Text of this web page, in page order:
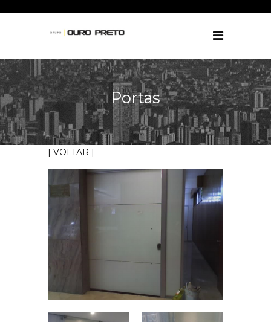
Portas
| VOLTAR |